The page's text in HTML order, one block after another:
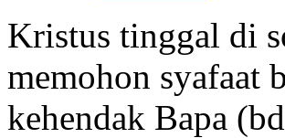
Kristus tinggal di
memohon syafaat
kehendak Bapa